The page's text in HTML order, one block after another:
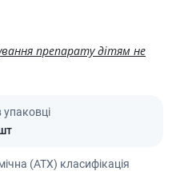
препарату дітям не
упаковці
(АТХ) класифікація